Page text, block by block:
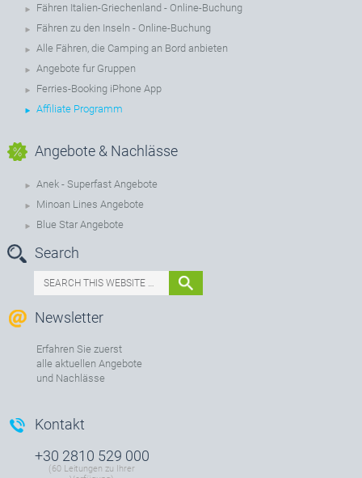
Fähren Italien-Griechenland - Online-Buchung
Fähren zu den Inseln - Online-Buchung
Alle Fähren, die Camping an Bord anbieten
Angebote fur Gruppen
Ferries-Booking iPhone App
Affiliate Programm
Angebote & Nachlässe
Anek - Superfast Angebote
Minoan Lines Angebote
Blue Star Angebote
Search
Newsletter
Erfahren Sie zuerst
alle aktuellen Angebote
und Nachlässe
Kontakt
+30 2810 529 000
(60 Leitungen zu Ihrer